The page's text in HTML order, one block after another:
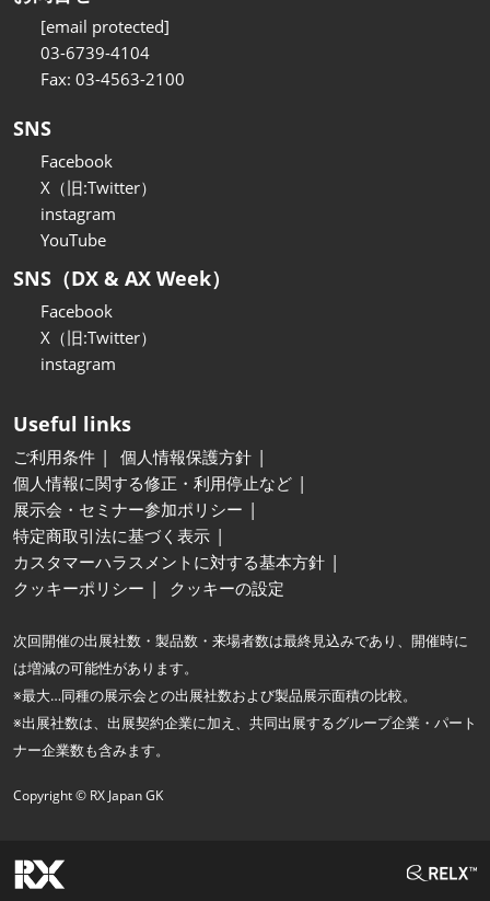
[email protected]
03-6739-4104
Fax: 03-4563-2100
SNS
Facebook
X（旧:Twitter）
instagram
YouTube
SNS（DX & AX Week）
Facebook
X（旧:Twitter）
instagram
Useful links
ご利用条件
個人情報保護方針
個人情報に関する修正・利用停止など
展示会・セミナー参加ポリシー
特定商取引法に基づく表示
カスタマーハラスメントに対する基本方針
クッキーポリシー
クッキーの設定
次回開催の出展社数・製品数・来場者数は最終見込みであり、開催時に
は増減の可能性があります。
※最大…同種の展示会との出展社数および製品展示面積の比較。
※出展社数は、出展契約企業に加え、共同出展するグループ企業・パート
ナー企業数も含みます。
Copyright © RX Japan GK